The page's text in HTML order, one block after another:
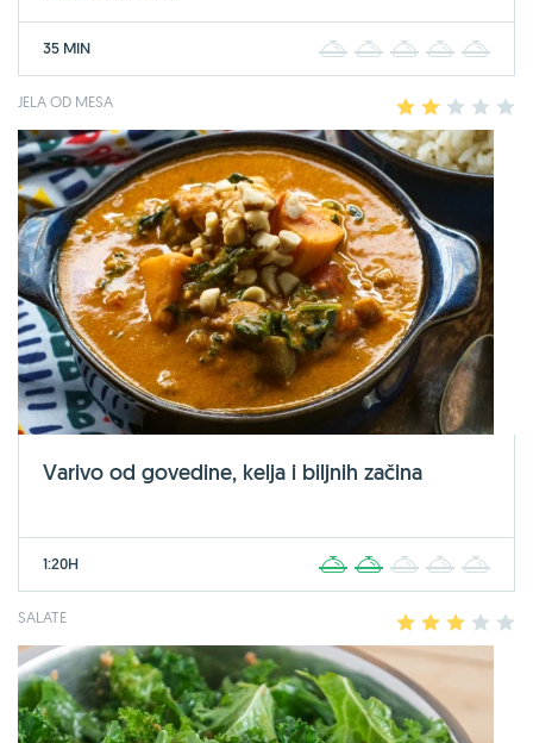
35 MIN 2 3 4
JELA OD MESA 2 3 4
Varivo od govedine, kelja i biljnih začina
1:20H 2 3 4
SALATE 2 3 4